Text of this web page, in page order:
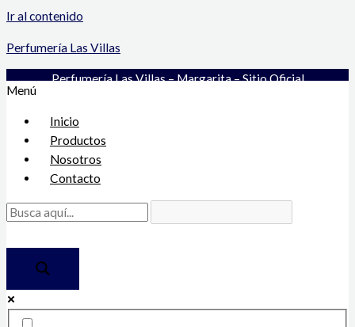
Ir al contenido
Perfumería Las Villas
Perfumería Las Villas – Margarita – Sitio Oficial
Menú
Inicio
Productos
Nosotros
Contacto